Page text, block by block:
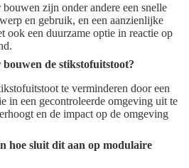
zijn onder andere een snelle
en gebruik, en een aanzienlijke
ook een duurzame optie in reactie op
de stikstofuitstoot?
te verminderen door een
in een gecontroleerde omgeving uit te
en de impact op de omgeving
hoe sluit dit aan op modulaire